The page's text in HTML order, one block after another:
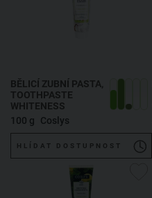
BĚLICÍ ZUBNÍ PASTA,
TOOTHPASTE
WHITENESS
100 g
Coslys
HLÍDAT DOSTUPNOST